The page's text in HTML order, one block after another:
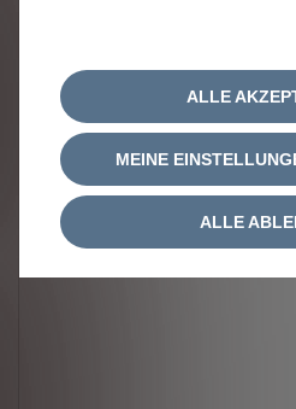
MEINE
ALLE
ALLE